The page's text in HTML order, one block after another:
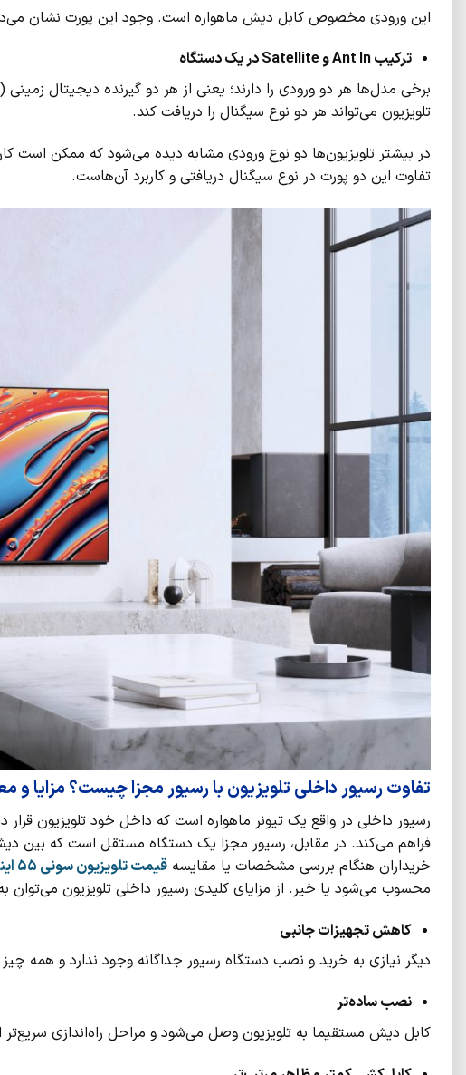
این ورودی مخصوص کابل دیش ماهواره است. وجود این پورت نشان
ترکیبAnt InوSatelliteدر یک دستگاه
تلویزیون می‌تواند هر دو نوع سیگنال را دریافت کند.
در بیشتر تلویزیون‌ها دو نوع ورودی مشابه دیده می‌شود که ممکن است
تفاوت این دو پورت در نوع سیگنال دریافتی و کاربرد آن‌هاست.
تفاوت رسیور داخلی تلویزیون با رسیور مجزا چیست؟ مزایا و
رسیور داخلی در واقع یک تیونر ماهواره است که داخل خود تلویزیون قرار
فراهم می‌کند. در مقابل، رسیور مجزا یک دستگاه مستقل است که بین
خریداران هنگام بررسی مشخصات یا مقایسه قیمت تلویزیون سونی ۵۵ اینچ
محسوب می‌شود یا خیر. از مزایای کلیدی رسیور داخلی تلویزیون می‌توان به
کاهش تجهیزات جانبی
دیگر نیازی به خرید و نصب دستگاه رسیور جداگانه وجود ندارد و همه
نصب ساده‌تر
کابل دیش مستقیما به تلویزیون وصل می‌شود و مراحل راه‌اندازی سریع‌تر